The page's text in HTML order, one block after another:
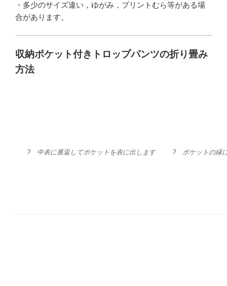
・多少のサイズ違い，ゆがみ，プリントむら等がある場
合があります。
収納ポケット付きトロップパンツの折り畳み
方法
? 中表に裏返してポケットを表に出します ? ポケットの縁